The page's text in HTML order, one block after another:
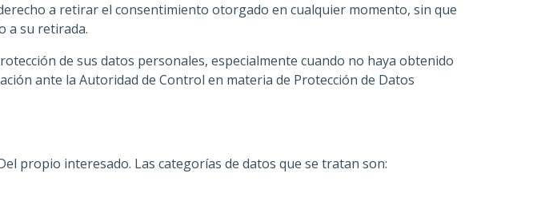
a retirar el consentimiento otorgado en cualquier momento, sin que
a su retirada.
de sus datos personales, especialmente cuando no haya obtenido
ante la Autoridad de Control en materia de Protección de Datos
propio interesado. Las categorías de datos que se tratan son: